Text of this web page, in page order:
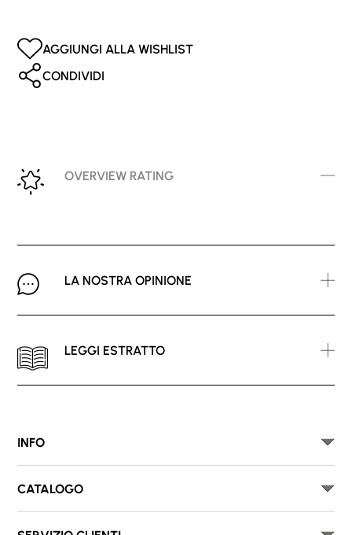
AGGIUNGI ALLA WISHLIST
CONDIVIDI
OVERVIEW RATING
LA NOSTRA OPINIONE
LEGGI ESTRATTO
INFO
CATALOGO